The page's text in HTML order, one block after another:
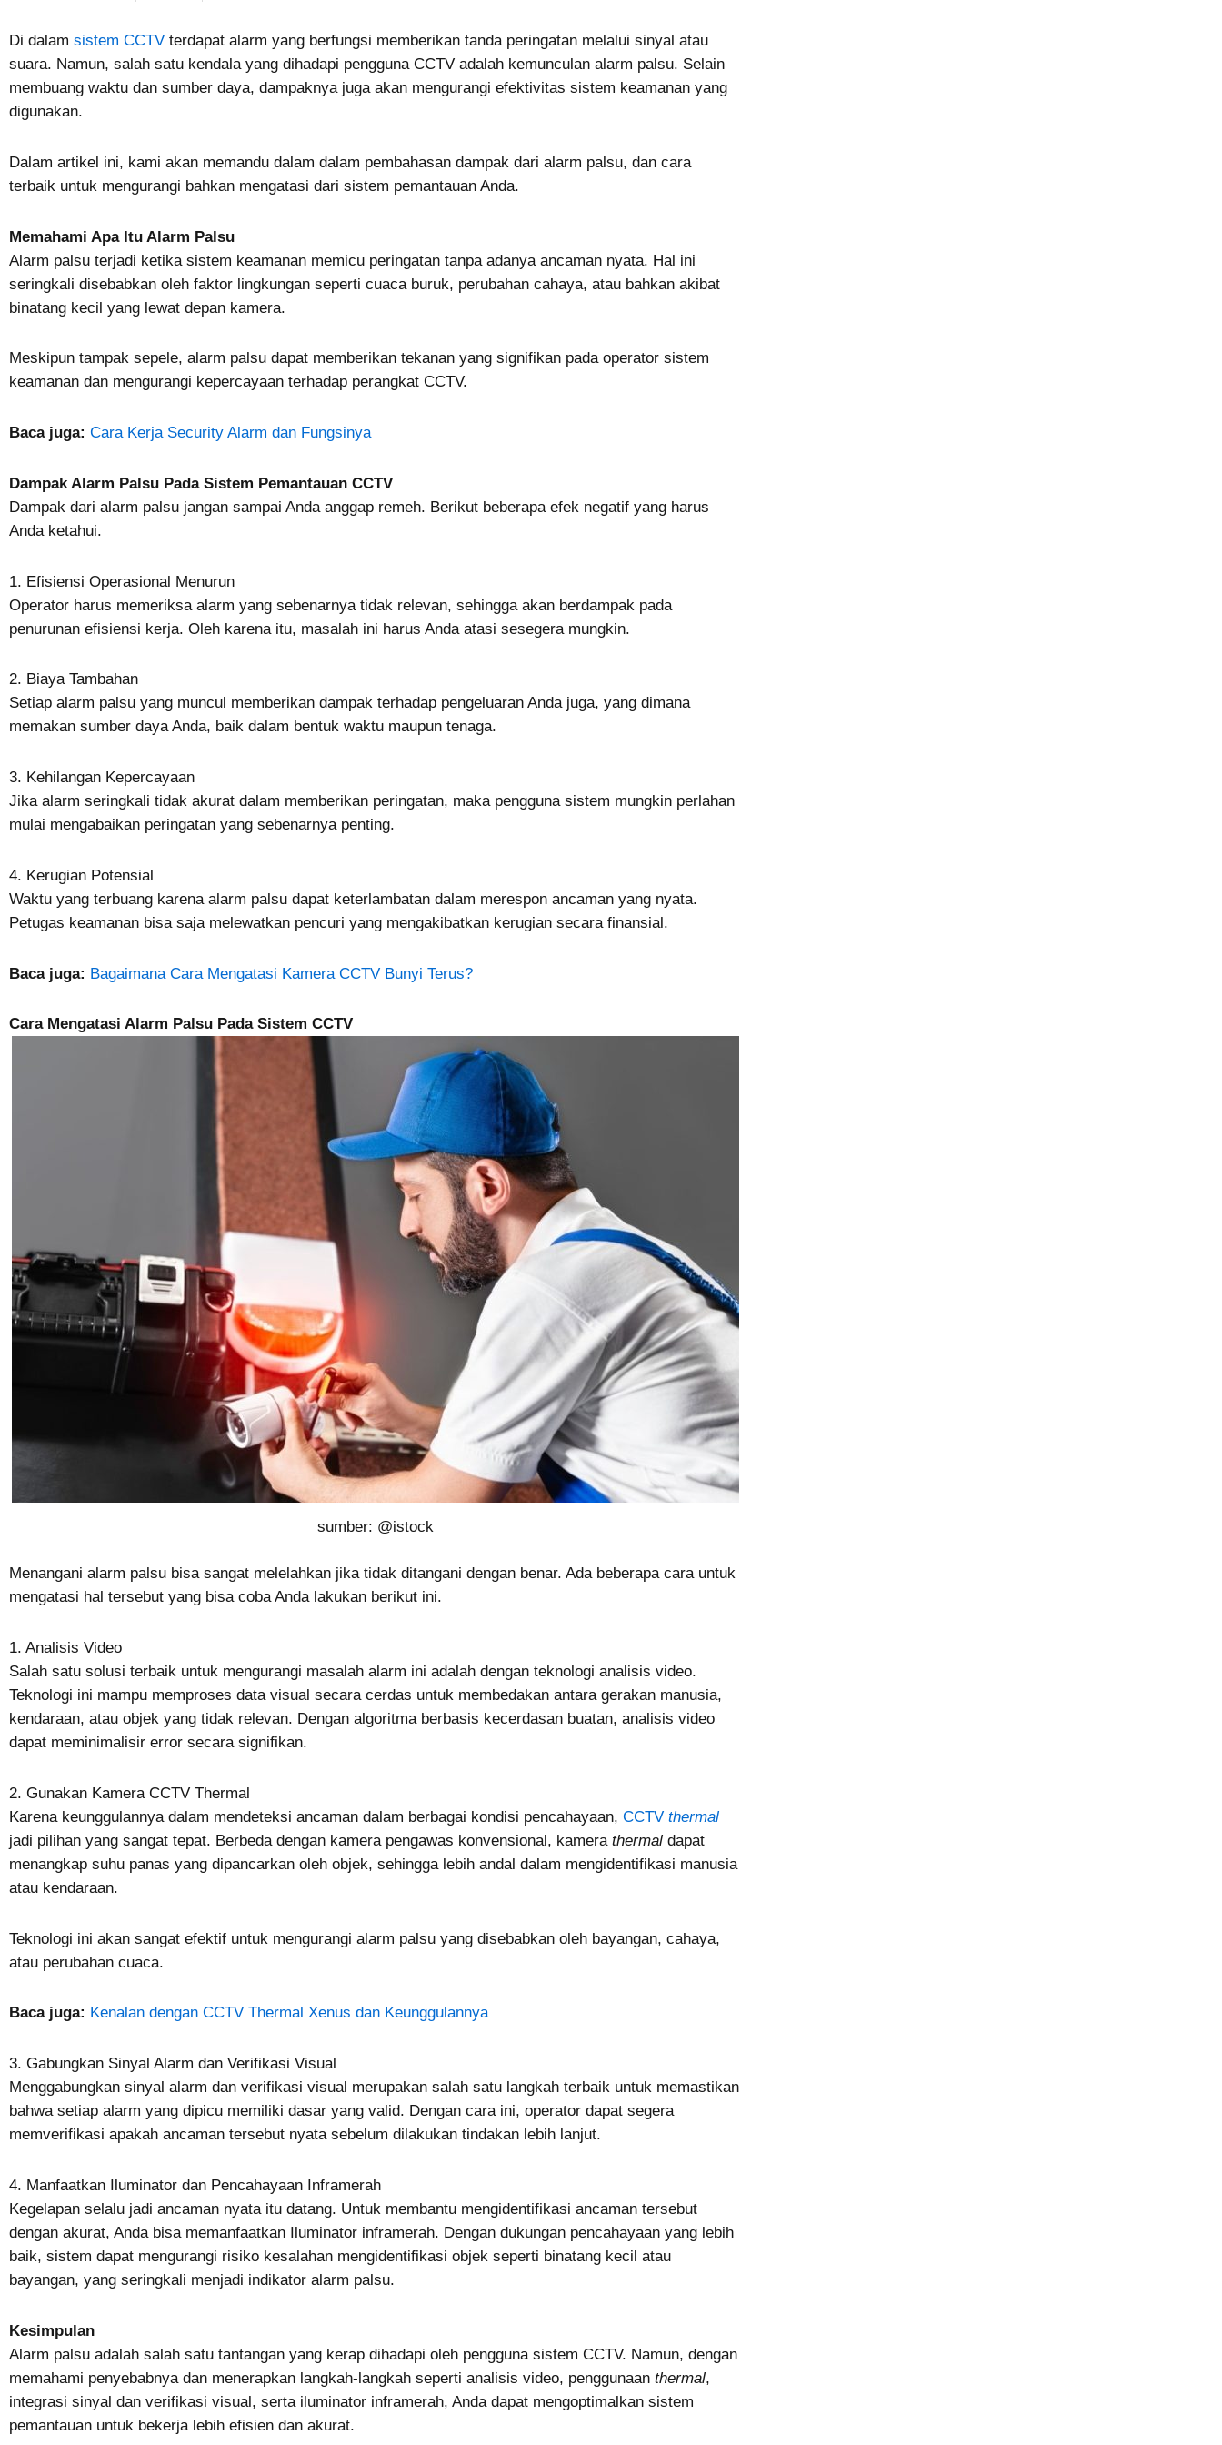
Di dalam sistem CCTV terdapat alarm yang berfungsi memberikan tanda peringatan melalui sinyal atau
suara. Namun, salah satu kendala yang dihadapi pengguna CCTV adalah kemunculan alarm palsu. Selain
membuang waktu dan sumber daya, dampaknya juga akan mengurangi efektivitas sistem keamanan yang
digunakan.
Dalam artikel ini, kami akan memandu dalam dalam pembahasan dampak dari alarm palsu, dan cara
terbaik untuk mengurangi bahkan mengatasi dari sistem pemantauan Anda.
Memahami Apa Itu Alarm Palsu
Alarm palsu terjadi ketika sistem keamanan memicu peringatan tanpa adanya ancaman nyata. Hal ini
seringkali disebabkan oleh faktor lingkungan seperti cuaca buruk, perubahan cahaya, atau bahkan akibat
binatang kecil yang lewat depan kamera.
Meskipun tampak sepele, alarm palsu dapat memberikan tekanan yang signifikan pada operator sistem
keamanan dan mengurangi kepercayaan terhadap perangkat CCTV.
Baca juga: Cara Kerja Security Alarm dan Fungsinya
Dampak Alarm Palsu Pada Sistem Pemantauan CCTV
Dampak dari alarm palsu jangan sampai Anda anggap remeh. Berikut beberapa efek negatif yang harus
Anda ketahui.
1. Efisiensi Operasional Menurun
Operator harus memeriksa alarm yang sebenarnya tidak relevan, sehingga akan berdampak pada
penurunan efisiensi kerja. Oleh karena itu, masalah ini harus Anda atasi sesegera mungkin.
2. Biaya Tambahan
Setiap alarm palsu yang muncul memberikan dampak terhadap pengeluaran Anda juga, yang dimana
memakan sumber daya Anda, baik dalam bentuk waktu maupun tenaga.
3. Kehilangan Kepercayaan
Jika alarm seringkali tidak akurat dalam memberikan peringatan, maka pengguna sistem mungkin perlahan
mulai mengabaikan peringatan yang sebenarnya penting.
4. Kerugian Potensial
Waktu yang terbuang karena alarm palsu dapat keterlambatan dalam merespon ancaman yang nyata.
Petugas keamanan bisa saja melewatkan pencuri yang mengakibatkan kerugian secara finansial.
Baca juga: Bagaimana Cara Mengatasi Kamera CCTV Bunyi Terus?
Cara Mengatasi Alarm Palsu Pada Sistem CCTV
sumber: @istock
Menangani alarm palsu bisa sangat melelahkan jika tidak ditangani dengan benar. Ada beberapa cara untuk
mengatasi hal tersebut yang bisa coba Anda lakukan berikut ini.
1. Analisis Video
Salah satu solusi terbaik untuk mengurangi masalah alarm ini adalah dengan teknologi analisis video.
Teknologi ini mampu memproses data visual secara cerdas untuk membedakan antara gerakan manusia,
kendaraan, atau objek yang tidak relevan. Dengan algoritma berbasis kecerdasan buatan, analisis video
dapat meminimalisir error secara signifikan.
2. Gunakan Kamera CCTV Thermal
Karena keunggulannya dalam mendeteksi ancaman dalam berbagai kondisi pencahayaan, CCTV thermal
jadi pilihan yang sangat tepat. Berbeda dengan kamera pengawas konvensional, kamera thermal dapat
menangkap suhu panas yang dipancarkan oleh objek, sehingga lebih andal dalam mengidentifikasi manusia
atau kendaraan.
Teknologi ini akan sangat efektif untuk mengurangi alarm palsu yang disebabkan oleh bayangan, cahaya,
atau perubahan cuaca.
Baca juga: Kenalan dengan CCTV Thermal Xenus dan Keunggulannya
3. Gabungkan Sinyal Alarm dan Verifikasi Visual
Menggabungkan sinyal alarm dan verifikasi visual merupakan salah satu langkah terbaik untuk memastikan
bahwa setiap alarm yang dipicu memiliki dasar yang valid. Dengan cara ini, operator dapat segera
memverifikasi apakah ancaman tersebut nyata sebelum dilakukan tindakan lebih lanjut.
4. Manfaatkan Iluminator dan Pencahayaan Inframerah
Kegelapan selalu jadi ancaman nyata itu datang. Untuk membantu mengidentifikasi ancaman tersebut
dengan akurat, Anda bisa memanfaatkan Iluminator inframerah. Dengan dukungan pencahayaan yang lebih
baik, sistem dapat mengurangi risiko kesalahan mengidentifikasi objek seperti binatang kecil atau
bayangan, yang seringkali menjadi indikator alarm palsu.
Kesimpulan
Alarm palsu adalah salah satu tantangan yang kerap dihadapi oleh pengguna sistem CCTV. Namun, dengan
memahami penyebabnya dan menerapkan langkah-langkah seperti analisis video, penggunaan thermal,
integrasi sinyal dan verifikasi visual, serta iluminator inframerah, Anda dapat mengoptimalkan sistem
pemantauan untuk bekerja lebih efisien dan akurat.